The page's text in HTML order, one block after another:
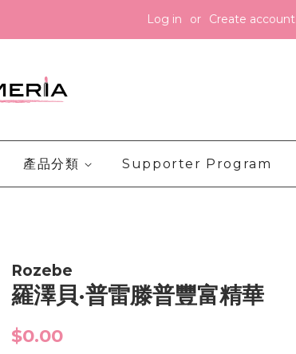
Log in or Create account
產品分類 Supporter Program
Rozebe
羅澤貝·普雷滕普豐富精華
Regular
$0.00